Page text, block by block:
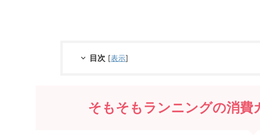
目次 [表示]
そもそもランニングの消費